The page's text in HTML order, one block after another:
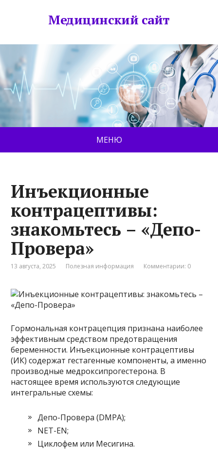
Медицинский сайт
МЕНЮ
Инъекционные
контрацептивы:
знакомьтесь – «Депо-
Провера»
13 августа, 2025 Полезная информация Комментарии: 0
Гормональная контрацепция признана наиболее
эффективным средством предотвращения
беременности. Инъекционные контрацептивы
(ИК) содержат гестагенные компоненты, а именно
производные медроксипрогестерона. В
настоящее время используются следующие
интегральные схемы:
Депо-Провера (DMPA);
NET-EN;
Циклофем или Месигина.